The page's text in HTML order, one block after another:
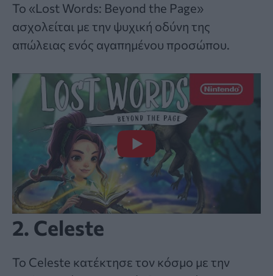
Το «Lost Words: Beyond the Page»
ασχολείται με την ψυχική οδύνη της
απώλειας ενός αγαπημένου προσώπου.
2. Celeste
Το Celeste κατέκτησε τον κόσμο με την